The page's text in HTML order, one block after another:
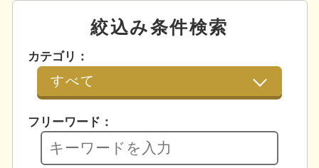
絞込み条件検索
カテゴリ：
フリーワード：